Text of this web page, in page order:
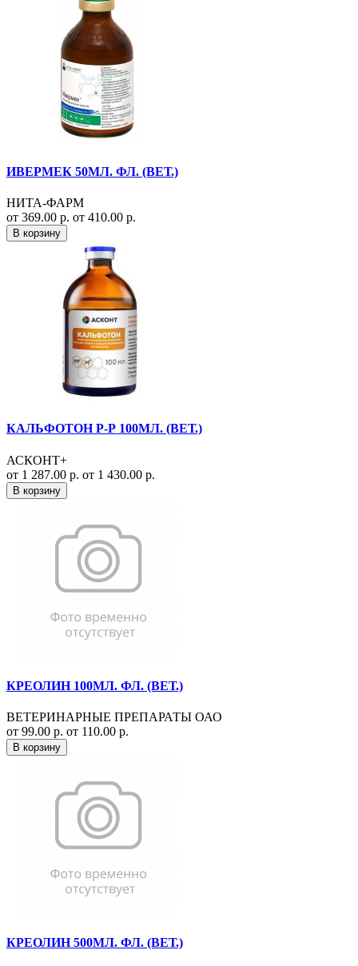
ИВЕРМЕК 50МЛ. ФЛ. (ВЕТ.)
НИТА-ФАРМ
от 369.00 р. от 410.00 р.
В корзину
КАЛЬФОТОН Р-Р 100МЛ. (ВЕТ.)
АСКОНТ+
от 1 287.00 р. от 1 430.00 р.
В корзину
КРЕОЛИН 100МЛ. ФЛ. (ВЕТ.)
ВЕТЕРИНАРНЫЕ ПРЕПАРАТЫ ОАО
от 99.00 р. от 110.00 р.
В корзину
КРЕОЛИН 500МЛ. ФЛ. (ВЕТ.)